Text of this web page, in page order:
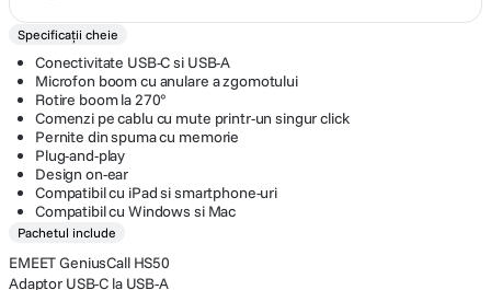
Specificații cheie
Conectivitate USB-C si USB-A
Microfon boom cu anulare a zgomotului
Rotire boom la 270°
Comenzi pe cablu cu mute printr-un singur click
Pernite din spuma cu memorie
Plug-and-play
Design on-ear
Compatibil cu iPad si smartphone-uri
Compatibil cu Windows si Mac
Pachetul include
EMEET GeniusCall HS50
Adaptor USB-C la USB-A